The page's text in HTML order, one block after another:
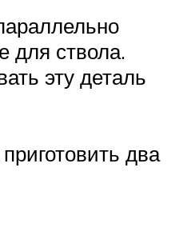
для ствола.
эту деталь
два